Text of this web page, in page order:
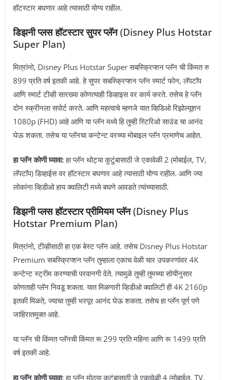
हॉटस्टार बघणार आहे त्यासाठी योग्य राहील.
डिझनी प्लस हॉटस्टार सुपर प्लॅन(Disney Plus Hotstar
Super Plan)
मित्रांनो, Disney Plus Hotstar Super सबस्क्रिप्शन प्लॅन ची किंमत रु
899 प्रति वर्ष इतकी आहे. हे सुपर सबस्क्रिप्शन प्लॅन स्मार्ट फोन, लॅपटॉप
आणि स्मार्ट टीव्ही सारख्या कोणत्याही डिव्हाइस वर कार्य करते. तसेच हे प्लॅन
दोन स्क्रीनला सपोर्ट करते. आणि महत्वाचे म्हणजे यात व्हिडिओ रिझोल्यूशन
1080p (FHD) आहे आणि या प्लॅन मध्ये हि तुम्ही स्टिरिओ साउंड चा आनंद
घेऊ शकता. तसेच या प्लॅनचा कन्टेन्ट वरच्या मोबाइल प्लॅन प्रमाणेच आहेत.
हा प्लॅन कोणी घ्यावा: हा प्लॅन थोट्या कुटुंबासाठी जे एकावेळी 2 (मोबाईल, TV,
लॅपटॉप) डिव्हाईस वर हॉटस्टार बघणार आहे त्यासाठी योग्य राहील. आणि ज्या
लोकांना व्हिडीओ हाय क्वालिटी मध्ये बघणे आवडते त्यांच्यासाठी.
डिझनी प्लस हॉटस्टार प्रीमियम प्लॅन(Disney Plus
Hotstar Premium Plan)
मित्रांनो, टीव्हीसाठी हा एक बेस्ट प्लॅन आहे. तसेच Disney Plus Hotstar
Premium सबस्क्रिप्शन प्लॅन तुम्हाला एकाच वेळी चार उपकरणांवर 4K
कन्टेन्ट स्ट्रीम करण्याची परवानगी देते. त्यामुळे तुम्ही तुमच्या सोयीनुसार
कोणताही प्लॅन निवडू शकता. यात मिळणारी व्हिडीओ क्वालिटी ही 4K 2160p
इतकी मिळते, ज्याचा तुम्ही भरपूर आनंद घेऊ शकता. तसेच हा प्लॅन पूर्ण पणे
जाहिरातमुक्त आहे.
या प्लॅन ची किंमत प्लॅनची ​​किंमत रू 299 प्रति महिना आणि रू 1499 प्रति
वर्ष इतकी आहे.
हा प्लॅन कोणी घ्यावा: हा प्लॅन मोठ्या कुटुंबासाठी जे एकावेळी 4 (मोबाईल, TV,